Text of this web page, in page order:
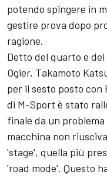
potendo spingere in
gestire prova dopo
ragione.
Detto del quarto e
Ogier, Takamoto
per il sesto posto con
di M-Sport è stato
finale da un
macchina non
'stage', quella più
'road mode'. Questo